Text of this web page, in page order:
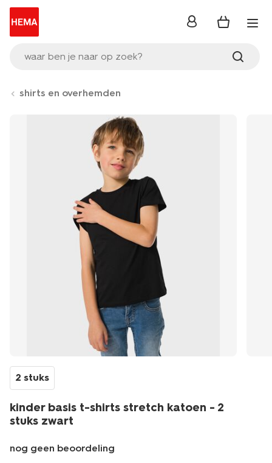
waar ben je naar op zoek?
inloggen
shirts en overhemden
2 stuks
kinder basis t-shirts stretch katoen - 2
stuks zwart
nog geen beoordeling